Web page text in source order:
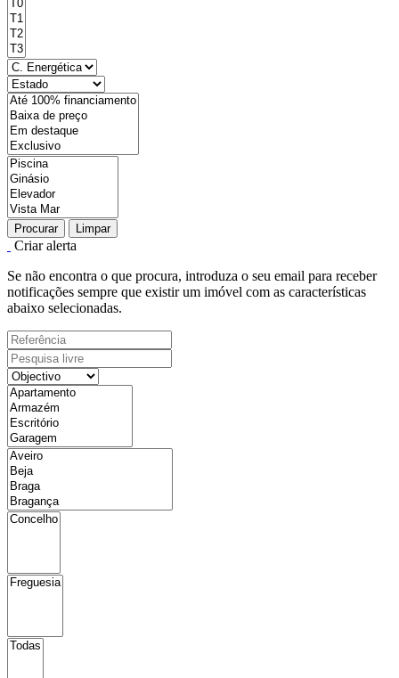
Procurar Limpar
Criar alerta
Se não encontra o que procura, introduza o seu email para receber
notificações sempre que existir um imóvel com as características
abaixo selecionadas.